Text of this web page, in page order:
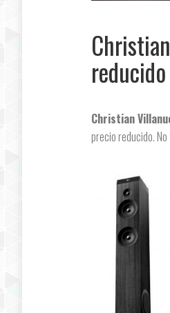
reducido
Christian
precio reducido.